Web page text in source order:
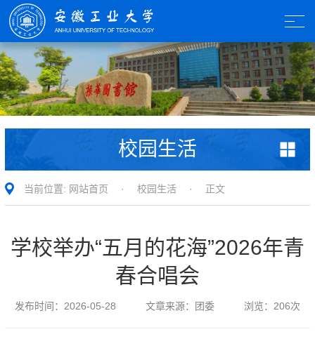
校园生活
当前位置: 网站首页 · 校园生活· 正文
学校举办“五月的花海”2026年青
春合唱会
发布时间： 2026-05-28 文章来源： 团委浏览： 206次